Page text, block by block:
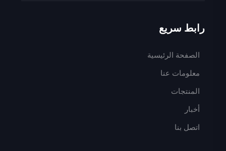
رابط سريع
الصفحة الرئيسية
معلومات عنا
المنتجات
أخبار
اتصل بنا